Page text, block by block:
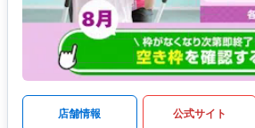
店舗情報 公式サイト